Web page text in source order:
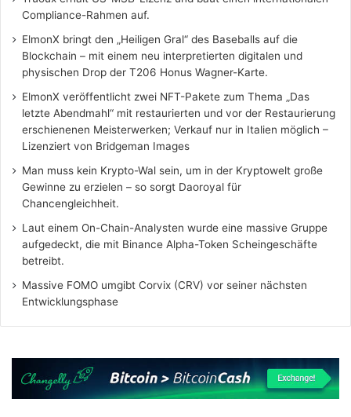
Compliance-Rahmen auf.
ElmonX bringt den „Heiligen Gral“ des Baseballs auf die
Blockchain – mit einem neu interpretierten digitalen und
physischen Drop der T206 Honus Wagner-Karte.
ElmonX veröffentlicht zwei NFT-Pakete zum Thema „Das
letzte Abendmahl“ mit restaurierten und vor der Restaurierung
erschienenen Meisterwerken; Verkauf nur in Italien möglich –
Lizenziert von Bridgeman Images
Man muss kein Krypto-Wal sein, um in der Kryptowelt große
Gewinne zu erzielen – so sorgt Daoroyal für
Chancengleichheit.
Laut einem On-Chain-Analysten wurde eine massive Gruppe
aufgedeckt, die mit Binance Alpha-Token Scheingeschäfte
betreibt.
Massive FOMO umgibt Corvix (CRV) vor seiner nächsten
Entwicklungsphase